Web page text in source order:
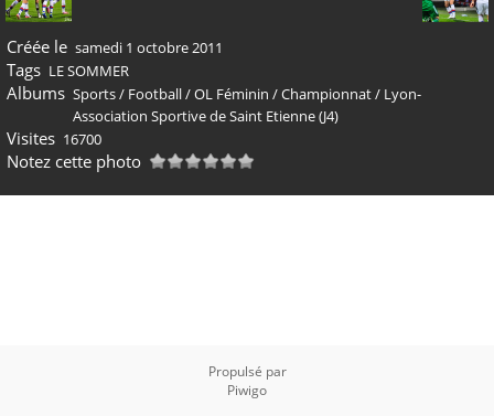
Créée le samedi 1 octobre 2011
Tags LE SOMMER
Albums Sports/ Football/OL Féminin /Championnat/ Lyon-
Association Sportive de Saint Etienne (J4)
Visites 16700
Notez cette photo
Propulsé par
Piwigo